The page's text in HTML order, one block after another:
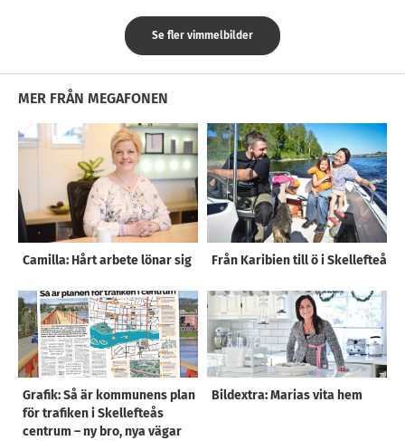
Se fler vimmelbilder
MER FRÅN MEGAFONEN
Camilla: Hårt arbete lönar sig Från Karibien till ö i Skellefteå
Grafik: Så är kommunens plan
för trafiken i Skellefteås
centrum – ny bro, nya vägar
Bildextra: Marias vita hem